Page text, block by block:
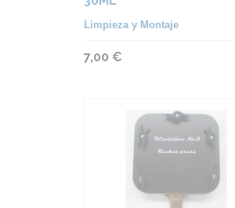
Limpieza y Montaje
7,00 €